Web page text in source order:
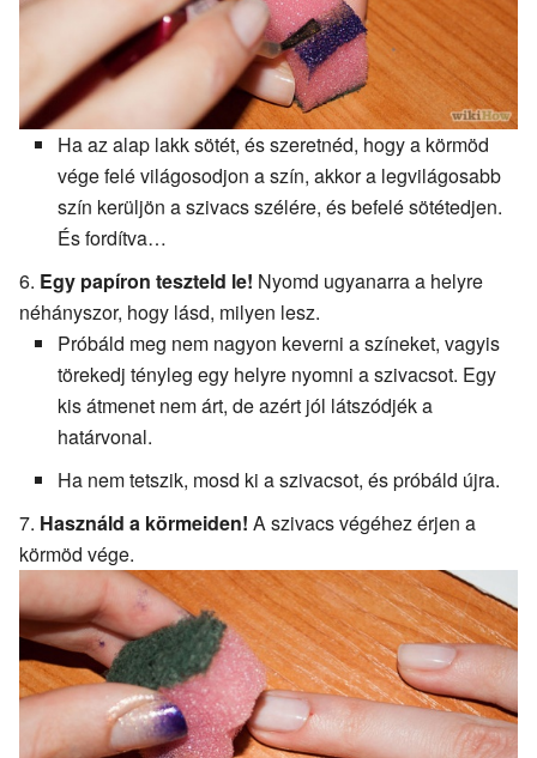
Ha az alap lakk sötét, és szeretnéd, hogy a körmöd
vége felé világosodjon a szín, akkor a legvilágosabb
szín kerüljön a szivacs szélére, és befelé sötétedjen.
És fordítva…
Egy papíron teszteld le! Nyomd ugyanarra a helyre
néhányszor, hogy lásd, milyen lesz.
Próbáld meg nem nagyon keverni a színeket, vagyis
törekedj tényleg egy helyre nyomni a szivacsot. Egy
kis átmenet nem árt, de azért jól látszódjék a
határvonal.
Ha nem tetszik, mosd ki a szivacsot, és próbáld újra.
Használd a körmeiden! A szivacs végéhez érjen a
körmöd vége.